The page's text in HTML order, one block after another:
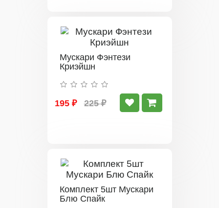
Мускари Фэнтези
Криэйшн
195 ₽ 225 ₽
Комплект 5шт Мускари
Блю Спайк